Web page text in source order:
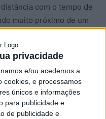
privacidade
e/ou acedemos a
cookies, e processamos
únicos e informações
para publicidade e
de publicidade e
com o tempo de
muito próximo de um
Pereira volta
para disputar a prova
de alcançar mais um